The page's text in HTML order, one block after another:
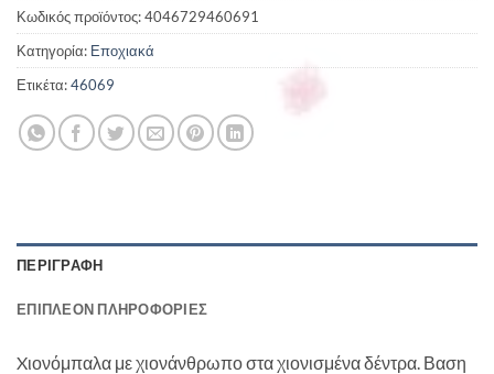
Κωδικός προϊόντος:4046729460691
Κατηγορία: Εποχιακά
Ετικέτα:46069
ΠΕΡΙΓΡΑΦΉ
ΕΠΙΠΛΈΟΝ ΠΛΗΡΟΦΟΡΊΕΣ
Xιονόμπαλα με χιονάνθρωπο στα χιονισμένα δέντρα. Βαση